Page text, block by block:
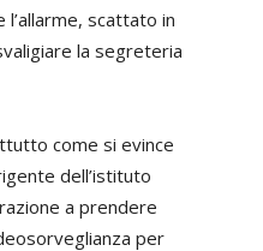
scattato in
la segreteria
come si evince
dell’istituto
a prendere
per